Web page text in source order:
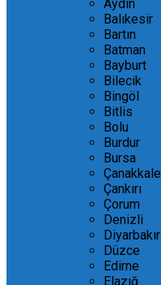
Aydın
Balıkesir
Bartın
Batman
Bayburt
Bilecik
Bingöl
Bitlis
Bolu
Burdur
Bursa
Çanakkale
Çankırı
Çorum
Denizli
Diyarbakır
Düzce
Edirne
Elazığ